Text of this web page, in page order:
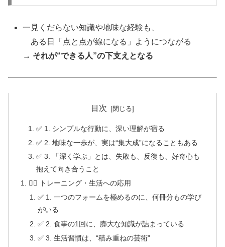
一見くだらない知識や地味な経験も、
ある日「点と点が線になる」ようにつながる
→ それが“できる人”の下支えとなる
目次
✅ 1. シンプルな行動に、深い理解が宿る
✅ 2. 地味な一歩が、実は“集大成”になることもある
✅ 3. 「深く学ぶ」とは、失敗も、反復も、好奇心も
抱えて向き合うこと
🏋️‍♂️ トレーニング・生活への応用
✅ 1. 一つのフォームを極めるのに、何冊分もの学び
がいる
✅ 2. 食事の1回に、膨大な知識が詰まっている
✅ 3. 生活習慣は、“積み重ねの芸術”